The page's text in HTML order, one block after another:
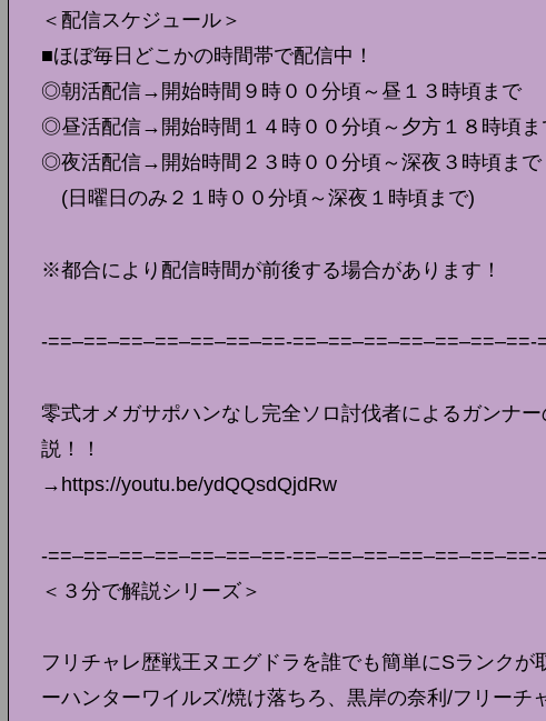
＜配信スケジュール＞
■ほぼ毎日どこかの時間帯で配信中！
◎朝活配信→開始時間９時００分頃～昼１３時頃まで
◎昼活配信→開始時間１４時００分頃～夕方１８時頃ま
◎夜活配信→開始時間２３時００分頃～深夜３時頃まで
(日曜日のみ２１時００分頃～深夜１時頃まで)
※都合により配信時間が前後する場合があります！
-==–==–==–==–==–==–==-==–==–==–==–==–==–==-
零式オメガサポハンなし完全ソロ討伐者によるガンナ
説！！
→https://youtu.be/ydQQsdQjdRw
-==–==–==–==–==–==–==-==–==–==–==–==–==–==-
＜３分で解説シリーズ＞
フリチャレ歴戦王ヌエグドラを誰でも簡単にSランク
ーハンターワイルズ/焼け落ちろ、黒岸の奈利/フリーチ